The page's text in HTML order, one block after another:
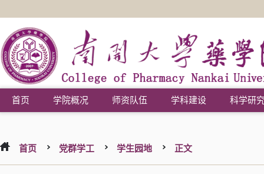
首页 学院概况 师资队伍 学科建设 科学研
首页 党群学工 学生园地 正文